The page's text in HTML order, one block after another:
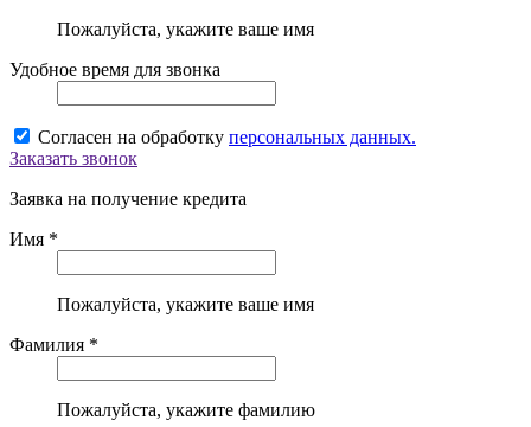
Пожалуйста, укажите ваше имя
Удобное время для звонка
Согласен на обработку персональных данных.
Заказать звонок
Заявка на получение кредита
Имя *
Пожалуйста, укажите ваше имя
Фамилия *
Пожалуйста, укажите фамилию